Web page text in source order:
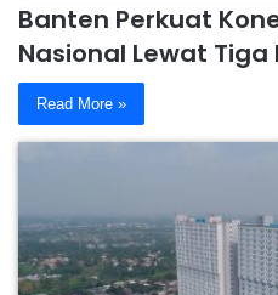
Banten Perkuat
Nasional Lewat Tiga
Read More »